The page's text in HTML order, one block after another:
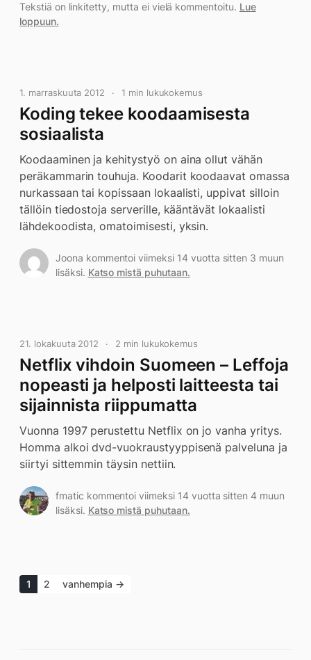
Tekstiä on linkitetty, mutta ei vielä kommentoitu. Lue
loppuun.
1. marraskuuta 2012 1 min lukukokemus
Koding tekee koodaamisesta
sosiaalista
Koodaaminen ja kehitystyö on aina ollut vähän
peräkammarin touhuja. Koodarit koodaavat omassa
nurkassaan tai kopissaan lokaalisti, uppivat silloin
tällöin tiedostoja serverille, kääntävät lokaalisti
lähdekoodista, omatoimisesti, yksin.
Joona kommentoi viimeksi 14 vuotta sitten 3 muun
lisäksi. Katso mistä puhutaan.
21. lokakuuta 2012 2 min lukukokemus
Netflix vihdoin Suomeen – Leffoja
nopeasti ja helposti laitteesta tai
sijainnista riippumatta
Vuonna 1997 perustettu Netflix on jo vanha yritys.
Homma alkoi dvd-vuokraustyyppisenä palveluna ja
siirtyi sittemmin täysin nettiin.
fmatic kommentoi viimeksi 14 vuotta sitten 4 muun
lisäksi. Katso mistä puhutaan.
1 2 vanhempia →